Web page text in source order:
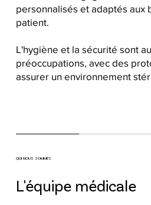
personnalisés et adaptés aux
patient.
L'hygiène et la sécurité sont
préoccupations, avec des
assurer un environnement
QUI NOUS SOMMES
L'équipe médicale